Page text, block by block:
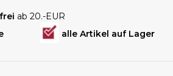
ab 20.-EUR
alle Artikel auf Lager